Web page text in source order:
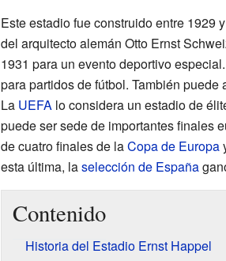
Este estadio fue construido entre 1929
del arquitecto alemán Otto Ernst
1931 para un evento deportivo
para partidos de fútbol. También
La UEFAlo considera un estadio de
puede ser sede de importantes finales
de cuatro finales de laCopa de Europa
esta última, laselección de España
Contenido
Historia del Estadio Ernst Happel